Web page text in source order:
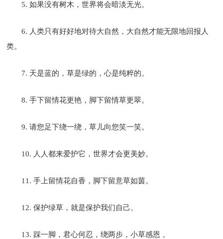
5. 如果没有树木，世界将会暗淡无光。
6. 人类只有好好地对待大自然，大自然才能无限地回报人
类。
7. 天是蓝的，草是绿的，心是纯粹的。
8. 手下留情花更艳，脚下留情草更翠。
9. 请您足下绕一绕，草儿向您笑一笑。
10. 人人都来爱护它，世界才会更美妙。
11. 手上留情花自香，脚下留意草如茵。
12. 保护绿草，就是保护我们自己。
13. 踩一脚，君心何忍，绕两步，小草感恩 。